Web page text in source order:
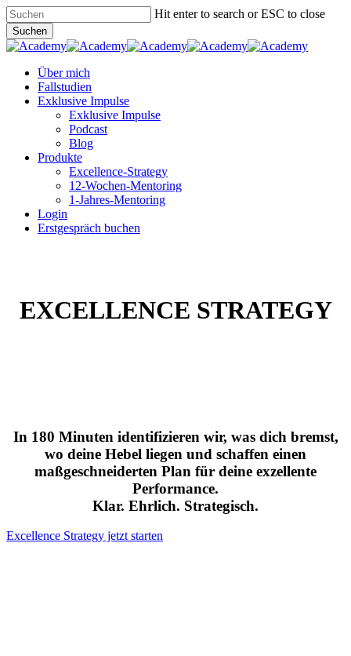
Skip
to
main
content
Hit enter to search or ESC to close
Suchen
Close
Menu
Über mich
Fallstudien
Exklusive Impulse
Exklusive Impulse
Podcast
Blog
Produkte
Excellence-Strategy
12-Wochen-Mentoring
1-Jahres-Mentoring
Login
Erstgespräch buchen
EXCELLENCE STRATEGY
In 180 Minuten identifizieren wir, was dich bremst,
wo deine Hebel liegen und schaffen einen
maßgeschneiderten Plan für deine exzellente
Performance.
Klar. Ehrlich. Strategisch.
Excellence Strategy jetzt starten